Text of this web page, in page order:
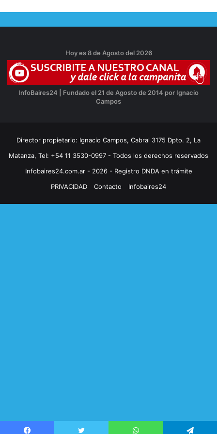
Hoy es 8 de Agosto del 2026
InfoBaires24 | Fundado el 21 de Agosto de 2014 por Ignacio
Campos
Director propietario: Ignacio Campos, Cabral 3175 Dpto. 2, La
Matanza, Tel: +54 11 3530-0997 - Todos los derechos reservados
Infobaires24.com.ar - 2026 - Registro DNDA en trámite
PRIVACIDAD
Contacto Infobaires24